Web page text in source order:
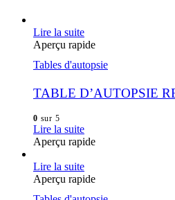
Lire la suite
Aperçu rapide
Tables d'autopsie
TABLE D’AUTOPSIE
0 sur 5
Lire la suite
Aperçu rapide
Lire la suite
Aperçu rapide